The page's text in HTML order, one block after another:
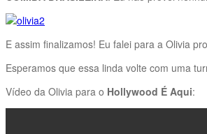
E assim finalizamos! Eu falei para a Olivia
Esperamos que essa linda volte com uma
Vídeo da Olivia para o Hollywood É Aqui: